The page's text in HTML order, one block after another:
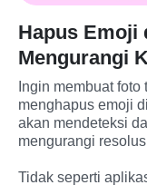
Hapus Emoji
Mengurangi
Ingin membuat
menghapus emoji
akan mendeteksi
mengurangi
Tidak seperti